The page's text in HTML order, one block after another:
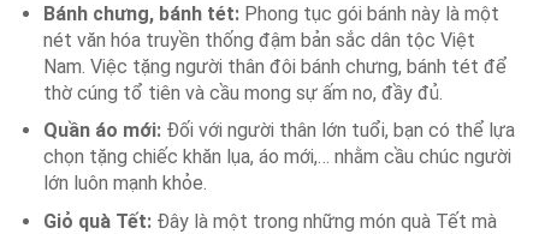
Bánh chưng, bánh tét:Phong tục gói bánh này là một
nét văn hóa truyền thống đậm bản sắc dân tộc Việt
Nam. Việc tặng người thân đôi bánh chưng, bánh tét để
thờ cúng tổ tiên và cầu mong sự ấm no, đầy đủ.
Quần áo mới:Đối với người thân lớn tuổi, bạn có thể lựa
chọn tặng chiếc khăn lụa, áo mới,… nhằm cầu chúc người
lớn luôn mạnh khỏe.
Giỏ quà Tết:Đây là một trong những món quà Tết mà